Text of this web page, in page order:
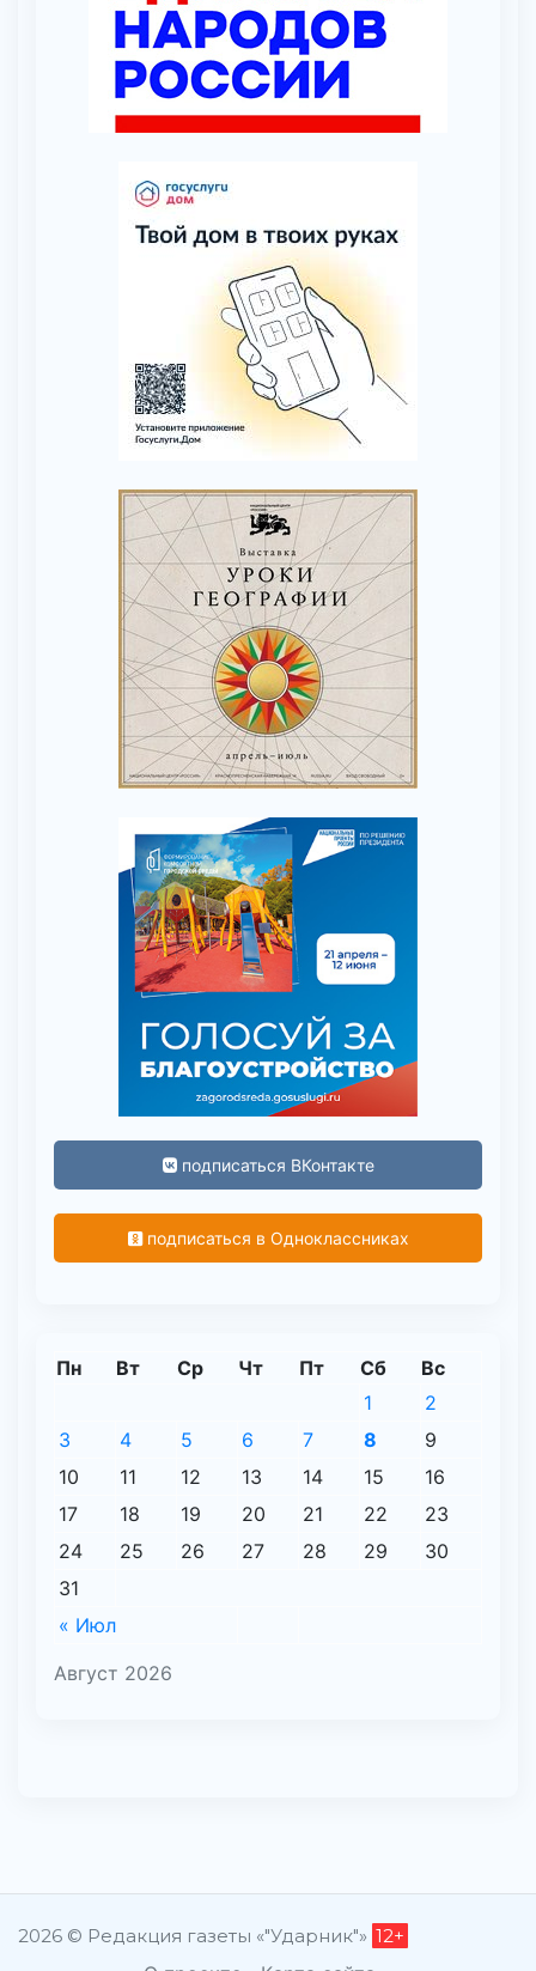
подписаться ВКонтакте
подписаться в Одноклассниках
Август 2026
Пн Вт Ср Чт Пт Сб Вс
« Июл
1
2
3
4 5 6 7 8
9
10
11 12 13 14 15
16
17
18 19 20 21 22
23
24
25 26 27 28 29
30
31
2026 © Редакция газеты «"Ударник"» 12+